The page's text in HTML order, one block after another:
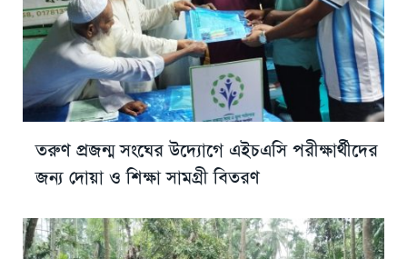
তরুণ প্রজন্ম সংঘের উদ্যোগে এইচএসি পরীক্ষার্থীদের
জন্য দোয়া ও শিক্ষা সামগ্রী বিতরণ